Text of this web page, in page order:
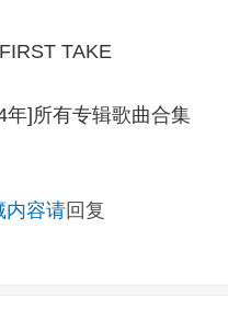
TAKE
]所有专辑歌曲合集
内容请回复